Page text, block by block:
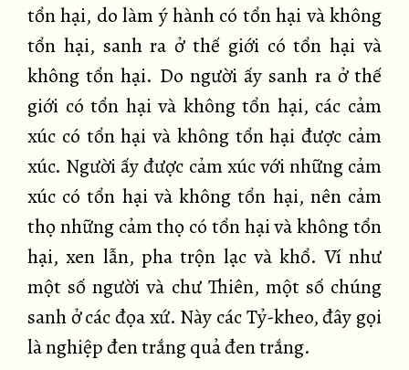
tổn hại, do làm ý hành có tổn hại và không
tổn hại, sanh ra ở thế giới có tổn hại và
không tổn hại. Do người ấy sanh ra ở thế
giới có tổn hại và không tổn hại, các cảm
xúc có tổn hại và không tổn hại được cảm
xúc. Người ấy được cảm xúc với những cảm
xúc có tổn hại và không tổn hại, nên cảm
thọ những cảm thọ có tổn hại và không tổn
hại, xen lẫn, pha trộn lạc và khổ. Ví như
một số người và chư Thiên, một số chúng
sanh ở các đọa xứ. Này các Tỷ-kheo, đây gọi
là nghiệp đen trắng quả đen trắng.